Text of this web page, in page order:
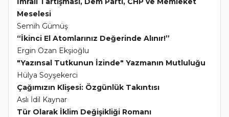
Meselesi
Semih Gümüş
“İkinci El Atomlarınız Değerinde Alınır!”
Ergin Ozan Ekşioğlu
"Yazınsal Tutkunun İzinde" Yazmanın Mutluluğu
Hülya Soyşekerci
Çağımızın Klişesi: Özgünlük Takıntısı
Aslı İdil Kaynar
Tür Olarak İklim Değişikliği Romanı